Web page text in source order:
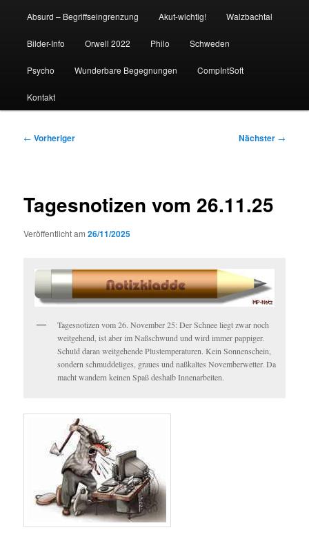
Absurd – Begriffseingrenzung Akut-wichtig! Walzbachtal
Bilder-Info Orwell 2022 Philo Schweden
Psycho Wunderbare Begegnungen CompIntSoft
Kontakt
Beitragsnavigation
← Vorheriger Nächster →
Tagesnotizen vom 26.11.25
Veröffentlicht am26/11/2025
Tagesnotizen vom 26. November 25: Der Schnee liegt zwar noch
weitgehend, ist aber im Naßschwund und wird immer pappiger.
Schuld daran weitgehende Plustemperaturen. Kein Sonnenschein,
sondern schmuddeliges, graues und naßkaltes Novemberwetter. Da
macht wandern keinen Spaß deshalb Innenarbeiten.